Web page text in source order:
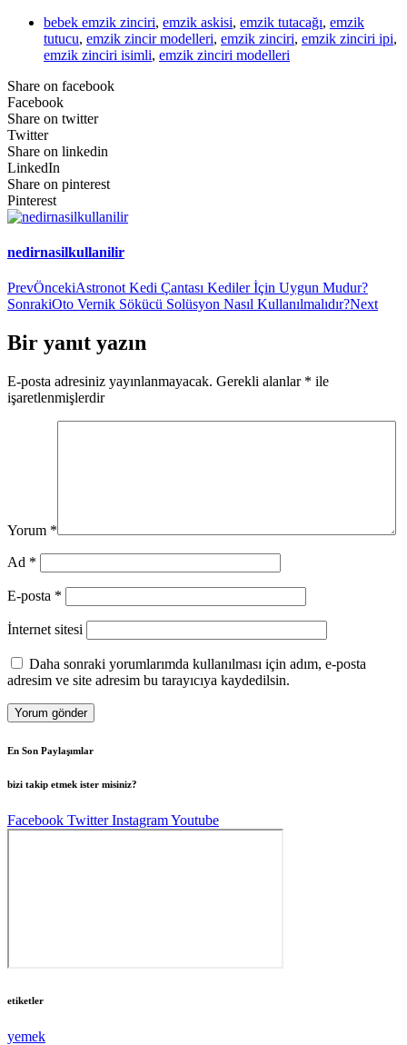
bebek emzik zinciri, emzik askisi, emzik tutacağı, emzik
tutucu, emzik zincir modelleri, emzik zinciri, emzik zinciri ipi,
emzik zinciri isimli, emzik zinciri modelleri
Share on facebook
Facebook
Share on twitter
Twitter
Share on linkedin
LinkedIn
Share on pinterest
Pinterest
nedirnasilkullanilir
PrevÖncekiAstronot Kedi Çantası Kediler İçin Uygun Mudur?
SonrakiOto Vernik Sökücü Solüsyon Nasıl Kullanılmalıdır?Next
Bir yanıt yazın
E-posta adresiniz yayınlanmayacak. Gerekli alanlar * ile
işaretlenmişlerdir
Yorum *
Ad *
E-posta *
İnternet sitesi
Daha sonraki yorumlarımda kullanılması için adım, e-posta
adresim ve site adresim bu tarayıcıya kaydedilsin.
En Son Paylaşımlar
bizi takip etmek ister misiniz?
Facebook Twitter InstagramYoutube
etiketler
yemek